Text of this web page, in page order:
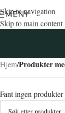
Skip to navigation
Skip to main content
MENY
Hjem/Produkter
Fant ingen produkter